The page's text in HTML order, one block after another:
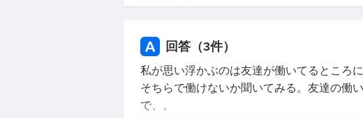
どの方法が最善か、教えて頂きたいです。
回答（3件）
私が思い浮かぶのは友達が働いてるところ
そちらで働けないか聞いてみる。友達の働
で、、